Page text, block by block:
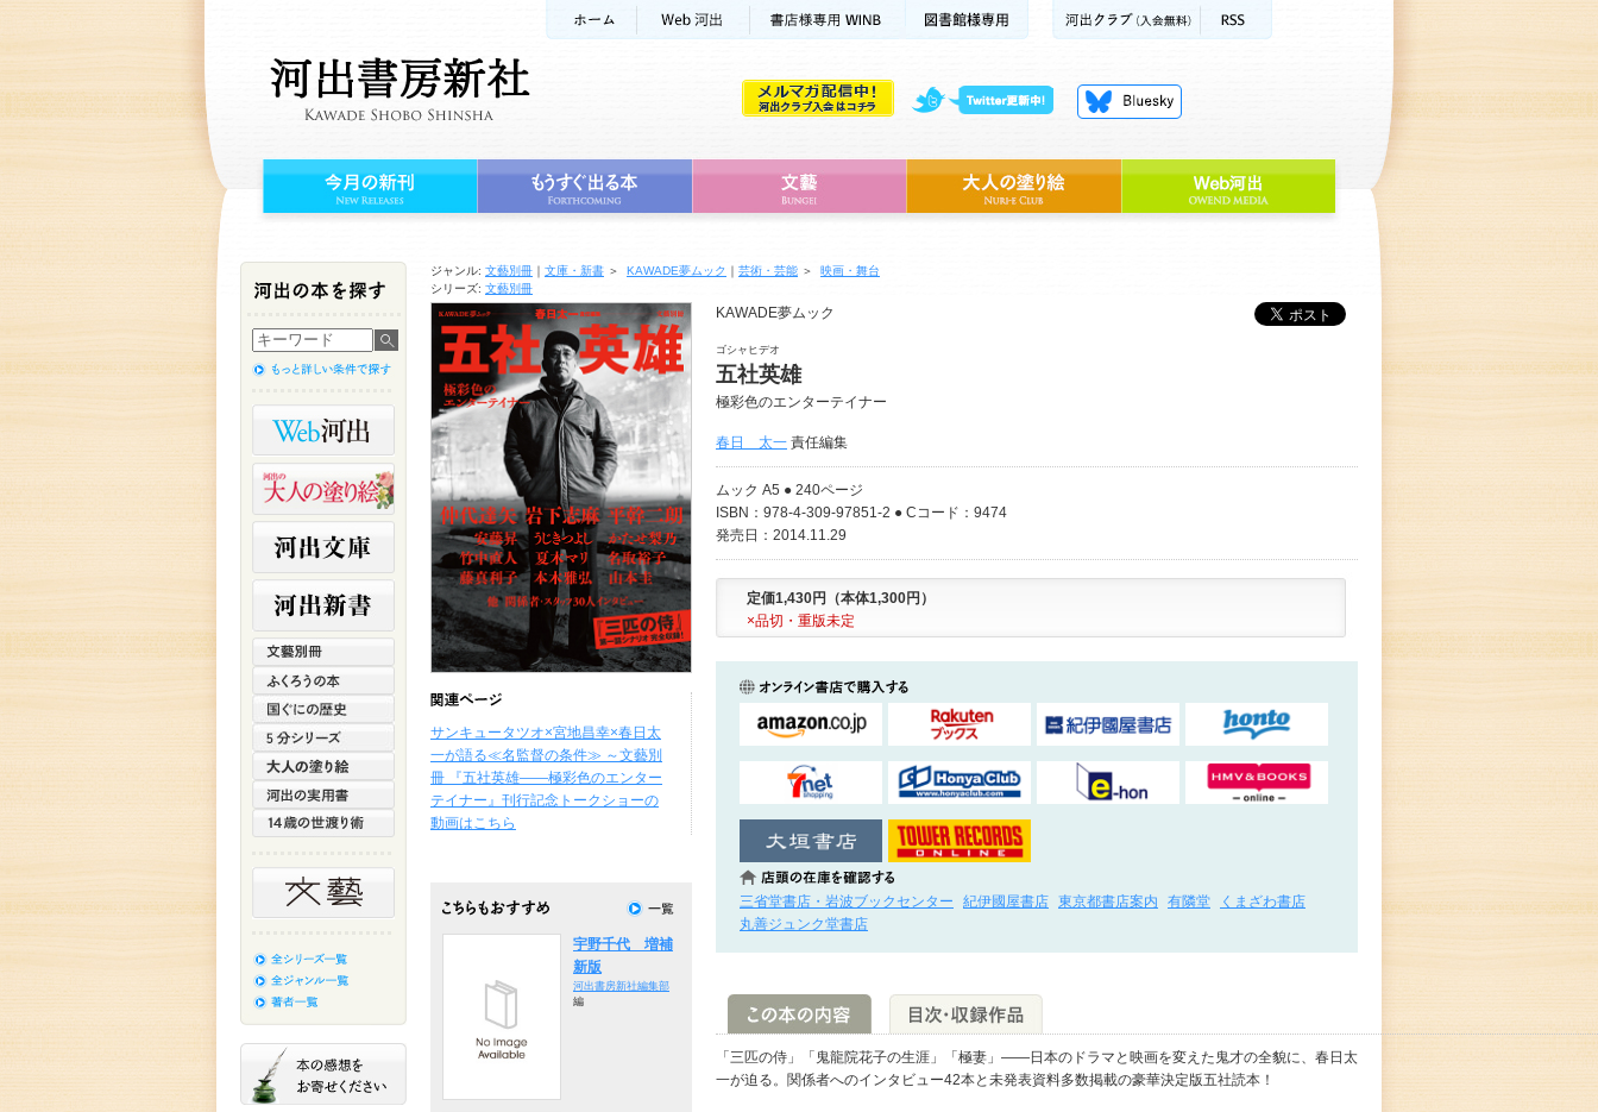
ジャンル: 文藝別冊 ｜ 文庫・新書 ＞ KAWADE夢ムック ｜ 芸術・芸能 ＞
映画・舞台
シリーズ: 文藝別冊
KAWADE夢ムック
ゴシャヒデオ
五社英雄
極彩色のエンターテイナー
春日 太一 責任編集
ムック A5 ● 240ページ
ISBN：978-4-309-97851-2 ● Cコード：9474
発売日：2014.11.29
定価1,430円（本体1,300円）
×品切・重版未定
三省堂書店・岩波ブックセンター 紀伊國屋書店 東京都書店案内 有隣堂
くまざわ書店
丸善ジュンク堂書店
「三匹の侍」「鬼龍院花子の生涯」「極妻」――日本のドラマと映画を変えた鬼才の全貌に、春日太
一が迫る。関係者へのインタビュー42本と未発表資料多数掲載の豪華決定版五社読本！
サンキュータツオ×宮地昌幸×春日太
一が語る≪名監督の条件≫ ～文藝別
冊 『五社英雄――極彩色のエンター
テイナー』刊行記念トークショーの
動画はこちら
宇野千代 増補
新版
河出書房新社編集部
編